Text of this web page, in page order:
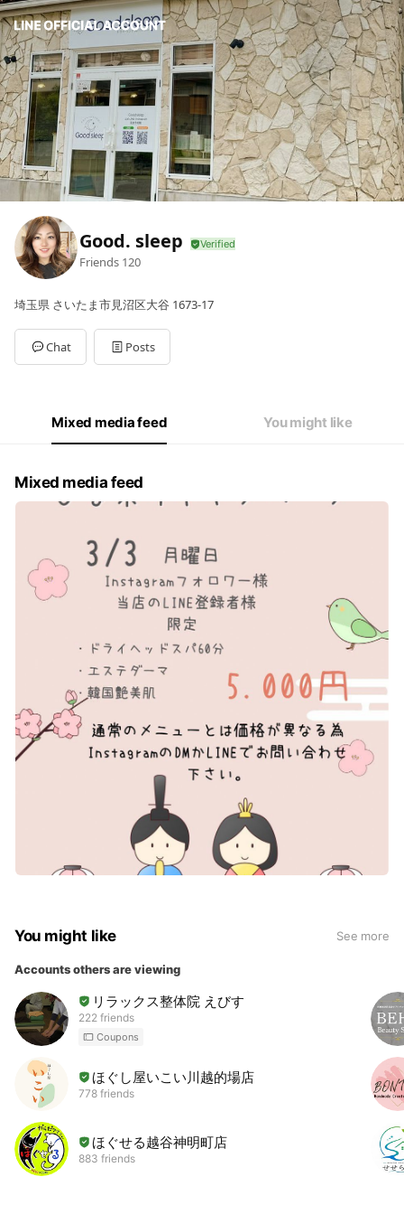
Good. sleep
Friends 120
埼玉県 さいたま市見沼区大谷 1673-17
Chat Posts
Mixed media feed You might like
Mixed media feed
You might like See more
Accounts others are viewing
リラックス整体院 えびす
222 friends
Coupons
ほぐし屋いこい川越的場店
778 friends
ほぐせる越谷神明町店
883 friends